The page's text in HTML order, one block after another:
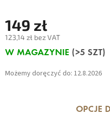
149 zł
123,14 zł bez VAT
Cena
W MAGAZYNIE (>5 SZT)
Możemy doręczyć do: 12.8.2026
OPCJE